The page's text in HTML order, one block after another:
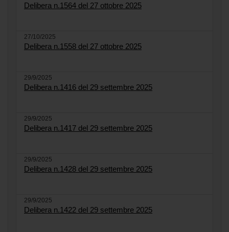
Delibera n.1564 del 27 ottobre 2025
27/10/2025
Delibera n.1558 del 27 ottobre 2025
29/9/2025
Delibera n.1416 del 29 settembre 2025
29/9/2025
Delibera n.1417 del 29 settembre 2025
29/9/2025
Delibera n.1428 del 29 settembre 2025
29/9/2025
Delibera n.1422 del 29 settembre 2025